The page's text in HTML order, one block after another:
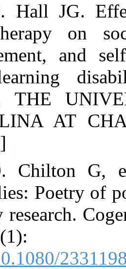
29. 29. Hall
play therapy
achievement,
with learning
design. THE
CAROLINA
[
30. 30.
butterflies:
therapy
[DOI:10.1080/